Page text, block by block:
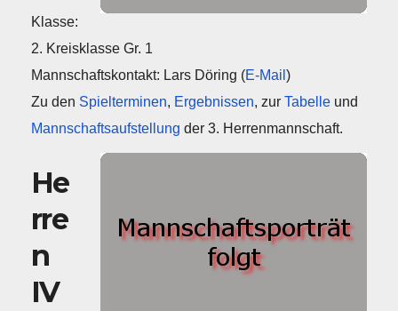
Klasse:
2. Kreisklasse Gr. 1
Mannschaftskontakt: Lars Döring (E-Mail )
Zu den Spielterminen, Ergebnissen, zur Tabelle und
Mannschaftsaufstellung der 3. Herrenmannschaft.
He
rre
n
IV